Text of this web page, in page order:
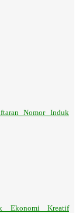
Nomor Induk
Ekonomi Kreatif